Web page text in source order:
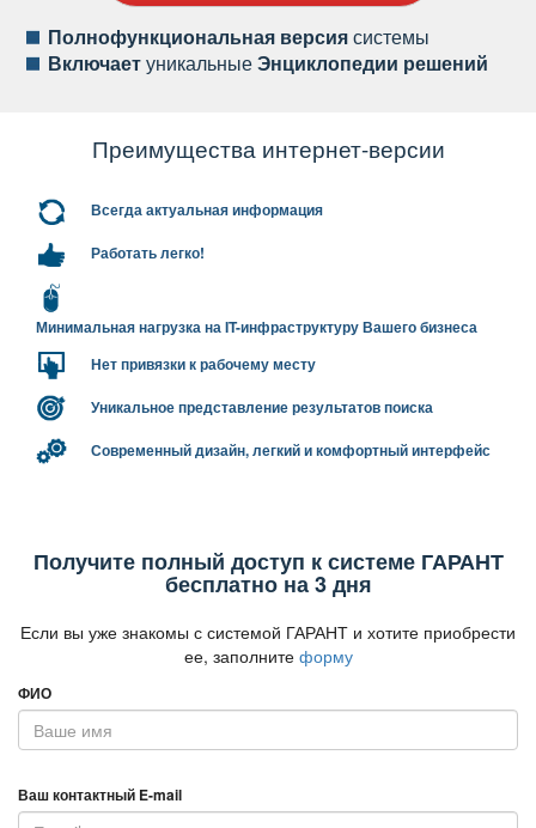
Полнофункциональная версиясистемы
ключаетуникальныеЭнциклопедии решений
Преимущества интернет-версии
сегда актуальная информация
Работать легко!
Минимальная нагрузка на IT-инфраструктуру Вашего бизнеса
Нет привязки к рабочему месту
Уникальное представление результатов поиска
Современный дизайн, легкий и комфортный интерфейс
Получите полный доступ к системе ГАРАНТ
есплатно на 3 дня
Если вы уже знакомы с системой ГАРАНТ и хотите приобрести
ее, заполните форму
ФИО
аш контактный E-mail